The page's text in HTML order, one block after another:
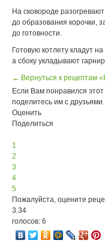
На сковороде
до образования корочки,
до готовности.
Готовую котлету кладут
а сбоку укладывают
← Вернуться к рецептам
Если Вам понравился
поделитесь им с
Оценить
Поделиться
1
2
3
4
5
Пожалуйста, оцените
3.34
голосов: 6